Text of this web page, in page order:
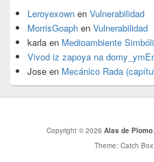
Leroyexown en Vulnerabilidad
MorrisGoaph en Vulnerabilidad
karla en Medioambiente
Vivod iz zapoya na
Jose en Mecánico Rada
Copyright © 2026 Alas de Plomo
Theme: Catch